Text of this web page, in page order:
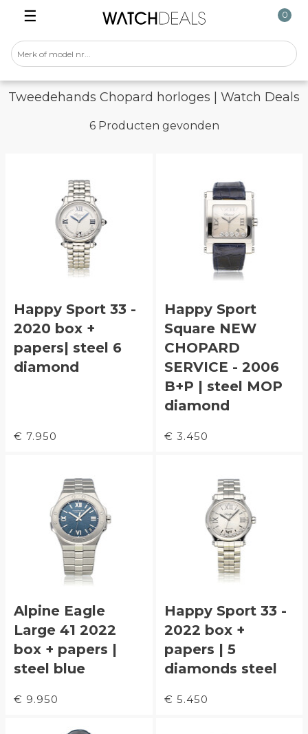
☰ 0
Tweedehands Chopard horloges | Watch Deals
6 Producten gevonden
Happy Sport 33 -
2020 box +
papers| steel 6
diamond
€ 7.950
Happy Sport
Square NEW
CHOPARD
SERVICE - 2006
B+P | steel MOP
diamond
€ 3.450
Alpine Eagle
Large 41 2022
box + papers |
steel blue
€ 9.950
Happy Sport 33 -
2022 box +
papers | 5
diamonds steel
€ 5.450